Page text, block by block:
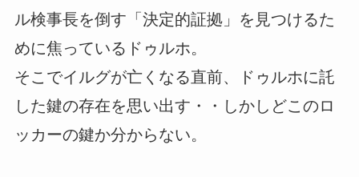
ル検事長を倒す「決定的証拠」を見つけるた
めに焦っているドゥルホ。
そこでイルグが亡くなる直前、ドゥルホに託
した鍵の存在を思い出す・・しかしどこのロ
ッカーの鍵か分からない。